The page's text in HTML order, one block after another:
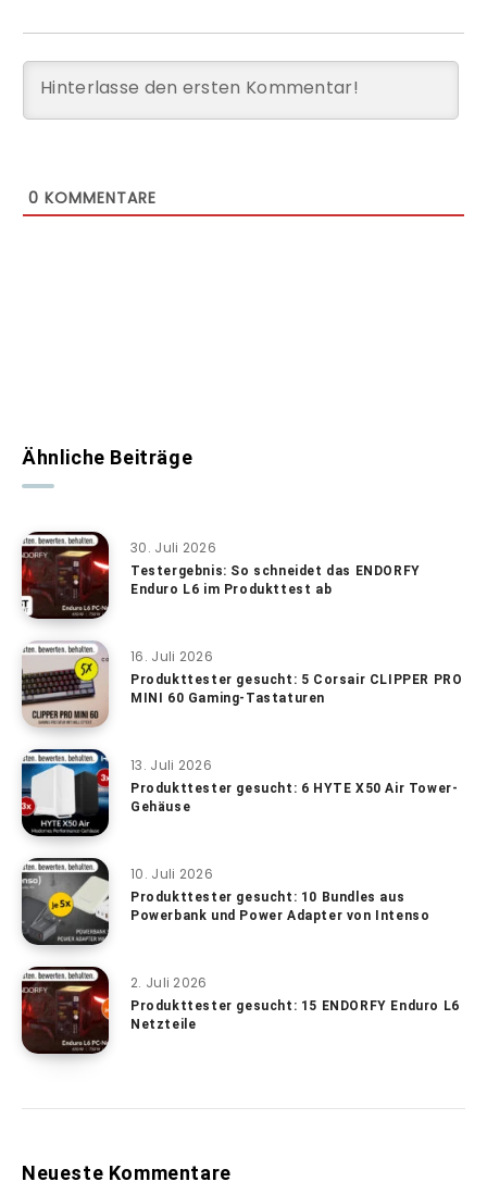
0 KOMMENTARE
Ähnliche Beiträge
30. Juli 2026
Testergebnis: So schneidet das ENDORFY
Enduro L6 im Produkttest ab
16. Juli 2026
Produkttester gesucht: 5 Corsair CLIPPER PRO
MINI 60 Gaming-Tastaturen
13. Juli 2026
Produkttester gesucht: 6 HYTE X50 Air Tower-
Gehäuse
10. Juli 2026
Produkttester gesucht: 10 Bundles aus
Powerbank und Power Adapter von Intenso
2. Juli 2026
Produkttester gesucht: 15 ENDORFY Enduro L6
Netzteile
Neueste Kommentare